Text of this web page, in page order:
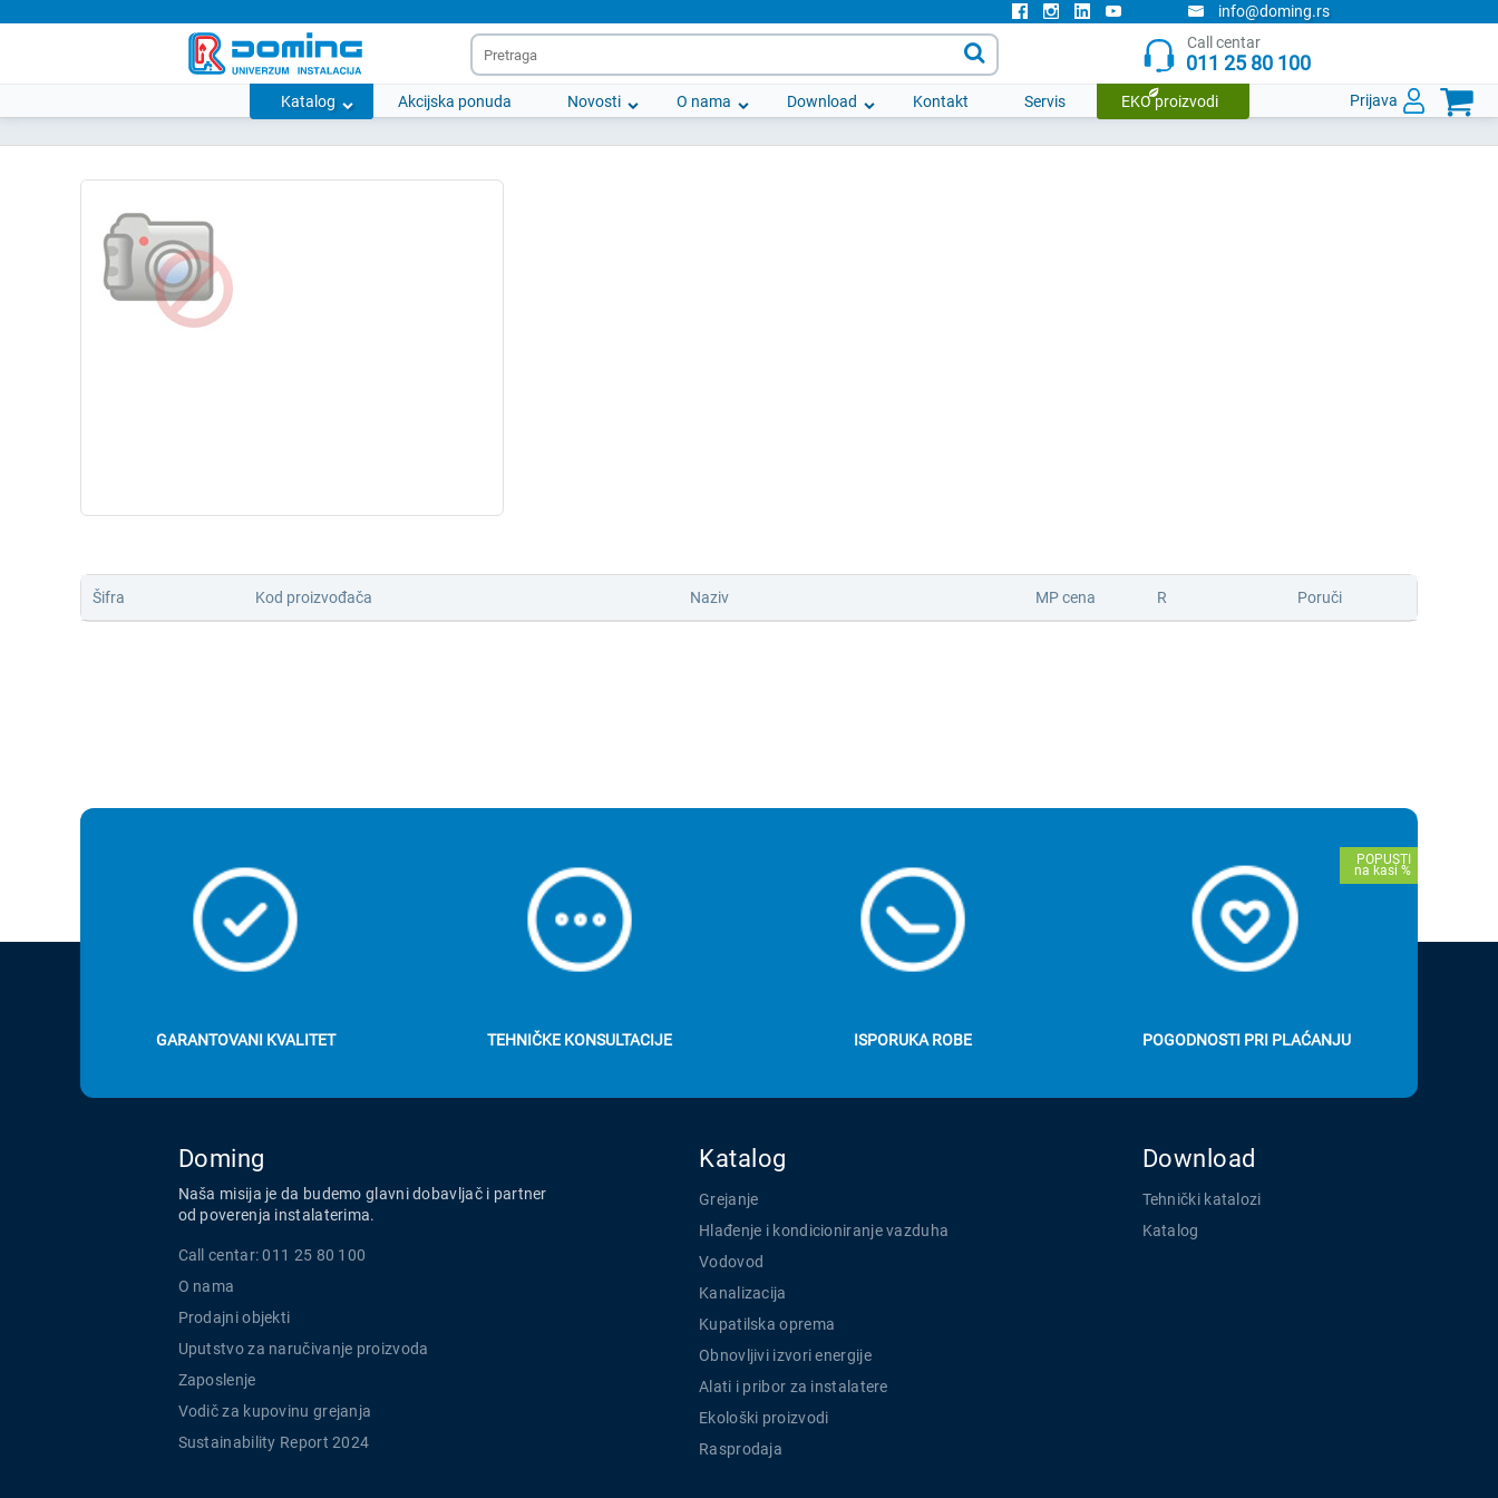
info@doming.rs
Call centar
011 25 80 100
Katalog Akcijska ponuda Novosti O nama Download Kontakt Servis EKO proizvodi Prijava 

Šifra Kod proizvođača Naziv MP cena R Poruči
GARANTOVANI KVALITET TEHNIČKE KONSULTACIJE ISPORUKA ROBE POGODNOSTI PRI PLAĆANJU
Doming
Naša misija je da budemo glavni dobavljač i partner
od poverenja instalaterima.
Call centar: 011 25 80 100
O nama
Prodajni objekti
Uputstvo za naručivanje proizvoda
Zaposlenje
Vodič za kupovinu grejanja
Sustainability Report 2024
Katalog
Grejanje
Hlađenje i kondicioniranje vazduha
Vodovod
Kanalizacija
Kupatilska oprema
Obnovljivi izvori energije
Alati i pribor za instalatere
Ekološki proizvodi
Rasprodaja
Download
Tehnički katalozi
Katalog